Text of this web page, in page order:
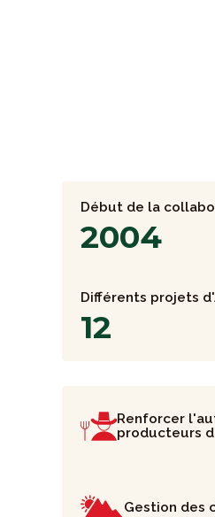
Début de la
2004
Différents projets
12
Renforcer
producteurs
Gestion des